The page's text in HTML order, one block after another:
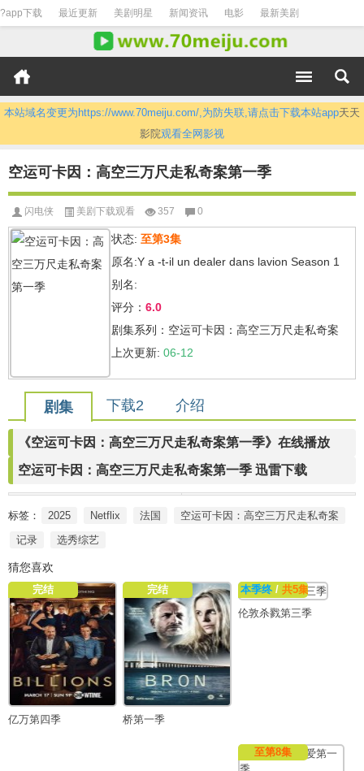
?app下载 最近更新 美剧明星 新闻资讯 电影 最新美剧
本站域名变更为https://www.70meiju.com/,为防失联,请点击下载本站app天天
影院观看全网影视
空运可卡因：高空三万尺走私奇案第一季
闪电侠 美剧下载观看 357 0
状态: 至第3集
原名:Y a -t-il un dealer dans lavion Season 1
别名:
评分： 6.0
剧集系列：空运可卡因：高空三万尺走私奇案
上次更新: 06-12
剧集 下载2 介绍
《空运可卡因：高空三万尺走私奇案第一季》在线播放
空运可卡因：高空三万尺走私奇案第一季 迅雷下载
标签： 2025 Netflix 法国
空运可卡因：高空三万尺走私奇案
记录
选秀综艺
猜您喜欢
完结
亿万第四季
完结
桥第一季
本季终/ 共5集
伦敦杀戮第三季
至第8集